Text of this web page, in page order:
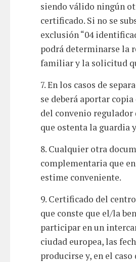
siendo válido ningún
certificado. Si no se
exclusión “04
podrá determinarse la
familiar y la solicitud
7. En los casos de
se deberá aportar
del convenio
que ostenta la guardia
8. Cualquier otra
complementaria que en
estime conveniente.
9. Certificado del
que conste que el/la
participar en un
ciudad europea, las
producirse y, en el